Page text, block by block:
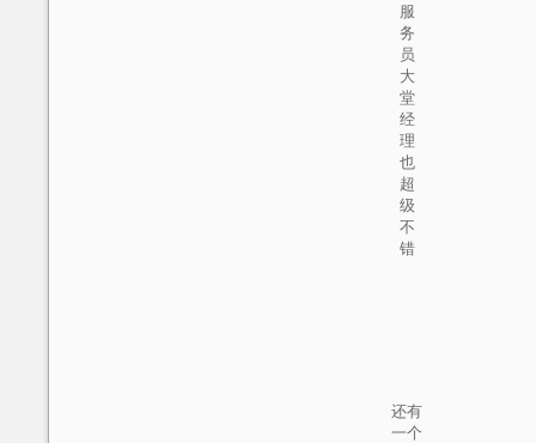
服
务
员
大
堂
经
理
也
超
级
不
错
还有
一个